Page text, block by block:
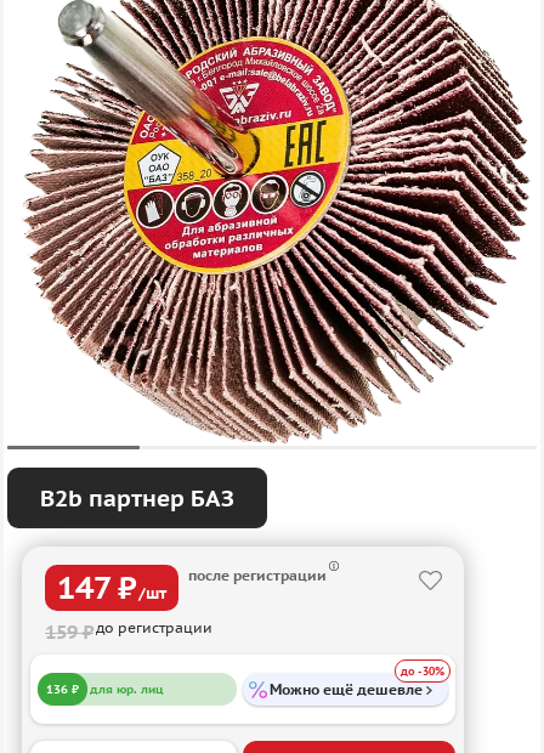
B2b партнер БАЗ
147 ₽/шт
после регистрации
159 ₽до регистрации
136 ₽ для юр. лиц Можно ещё дешевле
до -30%